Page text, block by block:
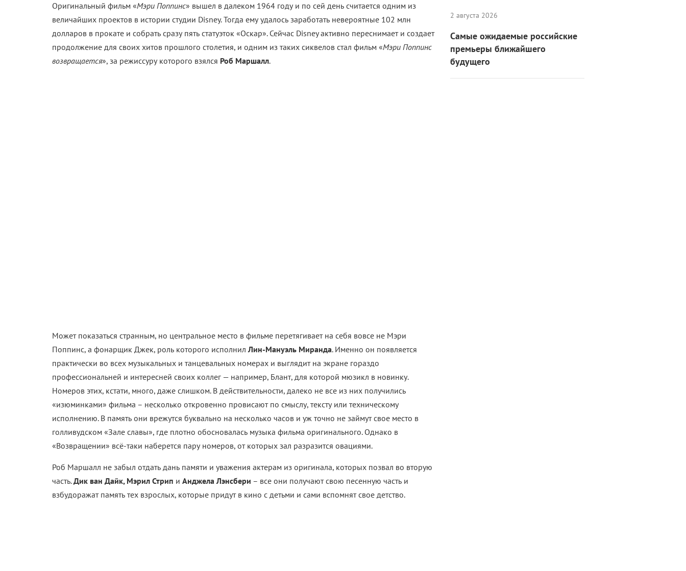
Оригинальный фильм «Мэри Поппинс» вышел в далеком 1964 году и по сей день считается одним из
величайших проектов в истории студии Disney. Тогда ему удалось заработать невероятные 102 млн
долларов в прокате и собрать сразу пять статуэток «Оскар». Сейчас Disney активно переснимает и создает
продолжение для своих хитов прошлого столетия, и одним из таких сиквелов стал фильм «Мэри Поппинс
возвращается», за режиссуру которого взялся Роб Маршалл.
Может показаться странным, но центральное место в фильме перетягивает на себя вовсе не Мэри
Поппинс, а фонарщик Джек, роль которого исполнилЛин-Мануэль Миранда. Именно он появляется
практически во всех музыкальных и танцевальных номерах и выглядит на экране гораздо
профессиональней и интересней своих коллег — например, Блант, для которой мюзикл в новинку.
Номеров этих, кстати, много, даже слишком. В действительности, далеко не все из них получились
«изюминками» фильма – несколько откровенно провисают по смыслу, тексту или техническому
исполнению. В память они врежутся буквально на несколько часов и уж точно не займут свое место в
голливудском «Зале славы», где плотно обосновалась музыка фильма оригинального. Однако в
«Возвращении» всё-таки наберется пару номеров, от которых зал разразится овациями.
Роб Маршалл не забыл отдать дань памяти и уважения актерам из оригинала, которых позвал во вторую
часть.Дик ван Дайк, Мэрил Стрип и Анджела Лэнсбери – все они получают свою песенную часть и
взбудоражат память тех взрослых, которые придут в кино с детьми и сами вспомнят свое детство.
2 августа 2026
Самые ожидаемые российские
премьеры ближайшего
будущего